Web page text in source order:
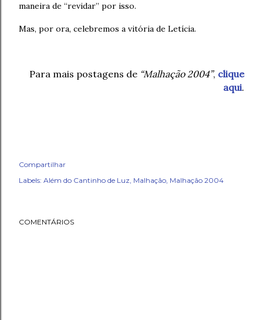
maneira de “revidar” por isso.
Mas, por ora, celebremos a vitória de Letícia.
Para mais postagens de “Malhação 2004”, clique
aqui.
Compartilhar
Labels: Além do Cantinho de Luz Malhação Malhação 2004
COMENTÁRIOS